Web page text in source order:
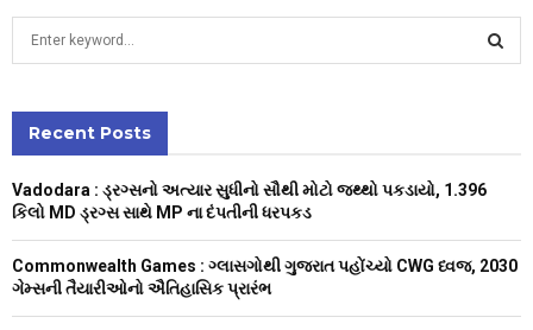
h
o
C
Recent Posts
Vadodara : ડ્રગ્સનો અત્યાર સુધીનો સૌથી મોટો જથ્થો પકડાયો, 1.396
કિલો MD ડ્રગ્સ સાથે MP ના દંપતીની ધરપકડ
Commonwealth Games : ગ્લાસગોથી ગુજરાત પહોંચ્યો CWG ધ્વજ, 2030
ગેમ્સની તૈયારીઓનો ઐતિહાસિક પ્રારંભ